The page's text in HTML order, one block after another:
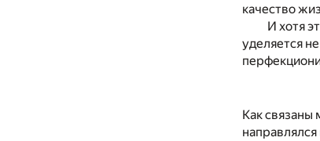
качество
И хотя
уделяется
Как